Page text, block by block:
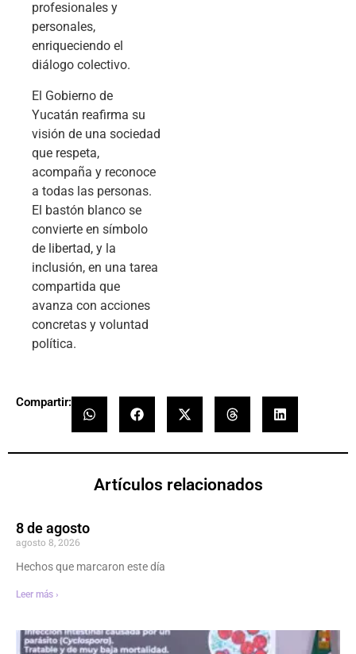
profesionales y
personales,
enriqueciendo el
diálogo colectivo.
El Gobierno de
Yucatán reafirma su
visión de una sociedad
que respeta,
acompaña y reconoce
a todas las personas.
El bastón blanco se
convierte en símbolo
de libertad, y la
inclusión, en una tarea
compartida que
avanza con acciones
concretas y voluntad
política.
Compartir:
Artículos relacionados
8 de agosto
agosto 8, 2026
Hechos que marcaron este día
Leer más ›